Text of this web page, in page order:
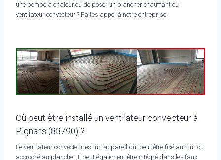
une pompe à chaleur ou de poser un plancher chauffant ou
ventilateur convecteur ? Faites appel à notre entreprise.
Où peut être installé un ventilateur convecteur à
Pignans (83790) ?
Le ventilateur convecteur est un appareil qui peut être fixé au mur ou
accroché au plancher. Il peut également être intégré dans les faux